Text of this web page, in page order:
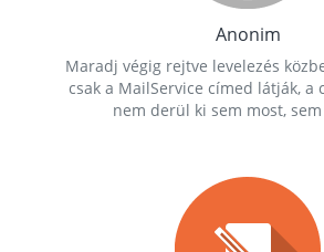
Anonim
Maradj végig rejtve levelezés
csak a MailService címed látják, a
nem derül ki sem most,